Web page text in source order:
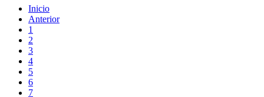
Inicio
Anterior
1
2
3
4
5
6
7